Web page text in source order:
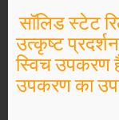
सॉलिड स्टेट
उत्कृष्ट
स्विच उपकरण है
उपकरण का